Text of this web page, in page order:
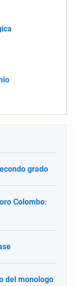
grado
Colombo:
del monologo